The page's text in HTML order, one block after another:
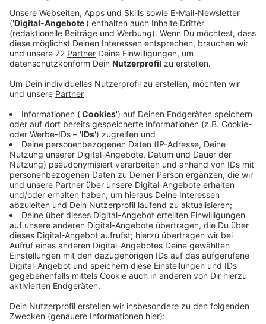
Ausgefallen, bunt und authentisch - so kennt man
Harry Styles. So tanzt er auch durch das Musikvideo
zu seiner neuen Single "As It Was". Die ist der erste
Vorbote von seinem neuen Album "Harry’s House", das
am 20. Mai rauskommen wird. Eine schöne Upbeat-
Popnummer inklusive 80er-Sound und mit einem ganz
besonderen Anfang. Zu Beginn des Songs - da hören
wir nämlich erstmal Harrys kleine Patentochter, die ihn
da freundlich, aber schon ziemlich bestimmend
auffordert, sich zu melden, damit sie ihm Gute-Nacht
sagen kann. Das hat Harry in einem Interview mit dem
britischen Radiosender "Capital" erzählt. Sie rufe ihn
jeden Abend an, um Gute-Nacht zu sagen; einmal ging
er aber nicht ran und da kam die Aufnahme bei raus. Im
Studio hat er die dann wieder ausgegraben und einfach
vorne an seine neue Single gepackt.
Anzeige